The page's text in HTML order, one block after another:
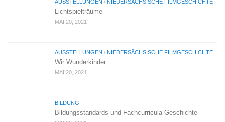
AUSSTELLUNGEN / NIEDERSÄCHSISCHE FILMGESCHICHTE
Lichtspielträume
MAI 20, 2021
AUSSTELLUNGEN / NIEDERSÄCHSISCHE FILMGESCHICHTE
Wir Wunderkinder
MAI 20, 2021
BILDUNG
Bildungsstandards und Fachcurricula Geschichte